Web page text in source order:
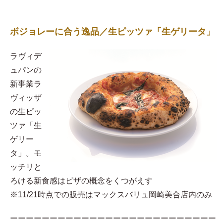
ボジョレーに合う逸品／生ピッツァ「生ゲリータ」
ラヴィデ
ュパンの
新事業ラ
ヴィッザ
の生ピッ
ツァ「生
ゲリー
タ」。モ
ッチリと
ろける新食感はピザの概念をくつがえす
※11/21時点での販売はマックスバリュ岡崎美合店内のみ
ーーーーーーーーーーーーーーーーーーーーーーーーーー